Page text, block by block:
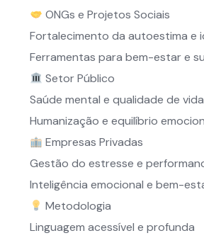
ONGs e Projetos Sociais
Fortalecimento da autoestima e
Ferramentas para bem-estar e
Setor Público
Saúde mental e qualidade de
Humanização e equilíbrio
Empresas Privadas
Gestão do estresse e
Inteligência emocional e bem-
Metodologia
Linguagem acessível e profunda